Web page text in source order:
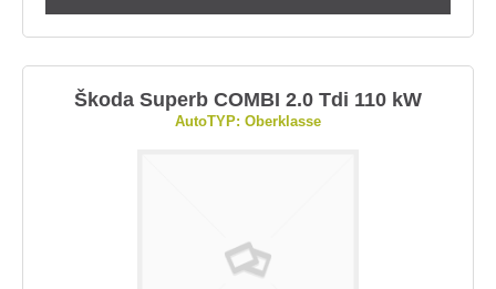
Škoda Superb COMBI 2.0 Tdi 110 kW
AutoTYP: Oberklasse